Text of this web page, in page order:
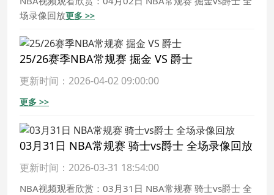
场录像回放更多 >>
25/26赛季NBA常规赛 掘金 VS 爵士
更新时间：2026-04-02 09:00:00
更多 >>
03月31日 NBA常规赛 骑士vs爵士 全场录像回放
更新时间：2026-03-31 18:54:00
NBA视频观看欣赏：03月31日 NBA常规赛 骑士vs爵士 全